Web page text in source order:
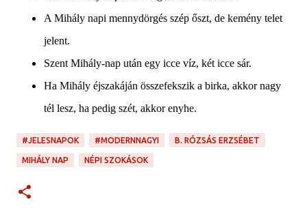
A Mihály napi mennydörgés szép őszt, de kemény telet
jelent.
Szent Mihály-nap után egy icce víz, két icce sár.
Ha Mihály éjszakáján összefekszik a birka, akkor nagy
tél lesz, ha pedig szét, akkor enyhe.
#JELESNAPOK #MODERNNAGYI B. RÓZSÁS ERZSÉBET
MIHÁLY NAP NÉPI SZOKÁSOK